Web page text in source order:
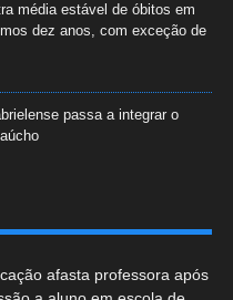
média estável de óbitos em
dez anos, com exceção de
passa a integrar o
afasta professora após